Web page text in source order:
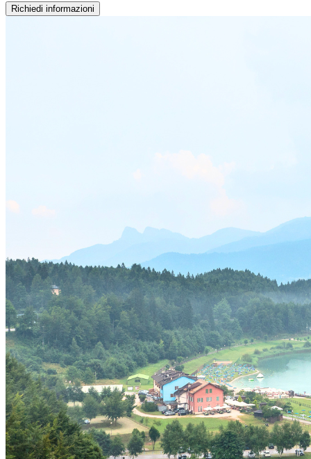
Richiedi informazioni